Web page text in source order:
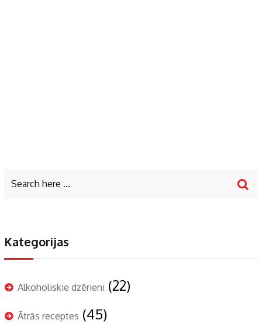
Kategorijas
Alkoholiskie dzērieni (22)
Ātrās receptes (45)